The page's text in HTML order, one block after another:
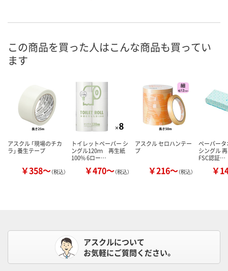
この商品を買った人はこんな商品も買ってい
ます
アスクル 「現場のチカ
ラ」 養生テープ
￥358～（税込）
トイレットペーパー シ
ングル120ｍ 再生紙
100% 6ロー…
￥470～（税込）
アスクル セロハンテー
プ
￥216～（税込）
ペーパータ
シングル
FSC認証…
￥
アスクルについて
お気軽にご質問ください。